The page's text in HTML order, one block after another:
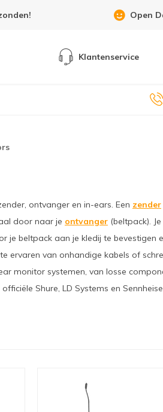
Open
Klantenservice
ontvanger en in-ears. Een zender
door naar je ontvanger (beltpack).
je beltpack aan je kledij te bevestigen
ervaren van onhandige kabels of
monitor systemen, van losse
Shure, LD Systems en